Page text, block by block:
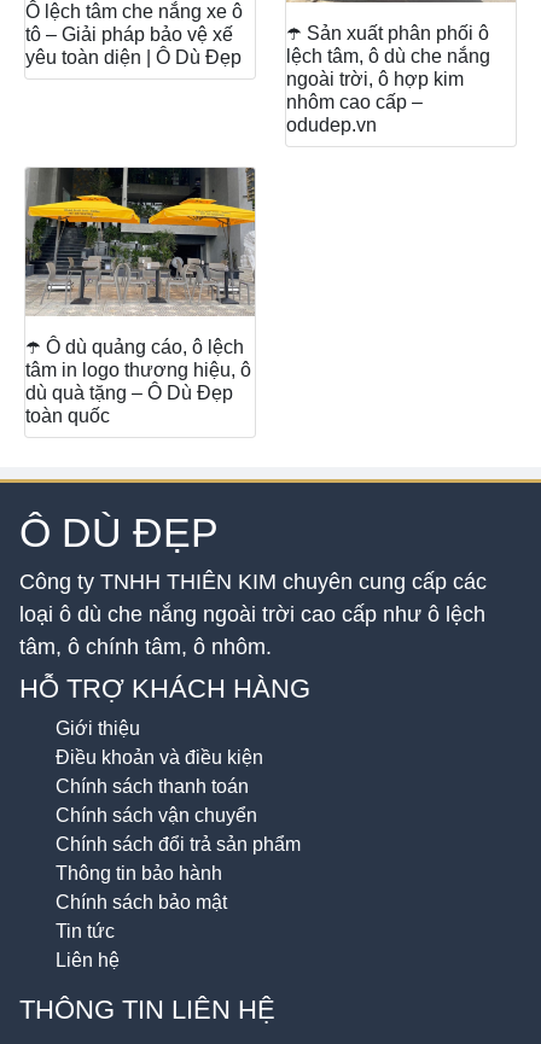
Ô lệch tâm che nắng xe ô
tô – Giải pháp bảo vệ xế
yêu toàn diện | Ô Dù Đẹp
☂️ Sản xuất phân phối ô
lệch tâm, ô dù che nắng
ngoài trời, ô hợp kim
nhôm cao cấp –
odudep.vn
☂️ Ô dù quảng cáo, ô lệch
tâm in logo thương hiệu, ô
dù quà tặng – Ô Dù Đẹp
toàn quốc
Ô DÙ ĐẸP
Công ty TNHH THIÊN KIM chuyên cung cấp các
loại ô dù che nắng ngoài trời cao cấp như ô lệch
tâm, ô chính tâm, ô nhôm.
HỖ TRỢ KHÁCH HÀNG
Giới thiệu
Điều khoản và điều kiện
Chính sách thanh toán
Chính sách vận chuyển
Chính sách đổi trả sản phẩm
Thông tin bảo hành
Chính sách bảo mật
Tin tức
Liên hệ
THÔNG TIN LIÊN HỆ